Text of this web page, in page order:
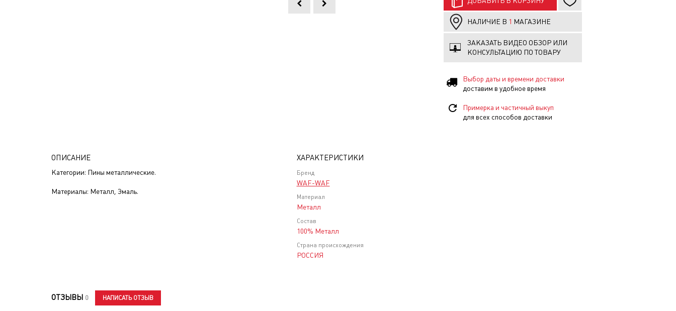
НАЛИЧИЕ В 1 МАГАЗИНЕ
ЗАКАЗАТЬ ВИДЕО ОБЗОР ИЛИ
КОНСУЛЬТАЦИЮ ПО ТОВАРУ
Выбор даты и времени доставки
доставим в удобное время
Примерка и частичный выкуп
для всех способов доставки
ОПИСАНИЕ
Категории: Пины металлические.
Материалы: Металл, Эмаль.
ХАРАКТЕРИСТИКИ
Бренд
WAF-WAF
Материал
Металл
Состав
100% Металл
Страна происхождения
РОССИЯ
ОТЗЫВЫ 0 НАПИСАТЬ ОТЗЫВ